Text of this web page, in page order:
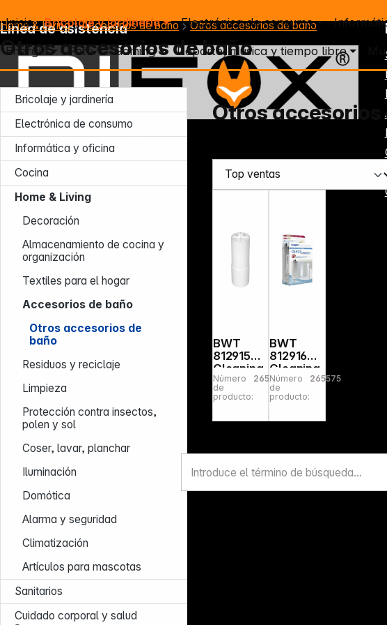
Inicio Bricolaje y jardinería Electrónica de consumo
Energía Foto Gaming Deporte, música y tiempo libre
Home & Living Accesorios de baño Otros accesorios de baño
Otros accesorios de baño
Bricolaje y jardinería
Electrónica de consumo
Informática y oficina
Cocina
Home & Living
Decoración
Almacenamiento de cocina y
organización
Textiles para el hogar
Accesorios de baño
Otros accesorios de
baño
Residuos y reciclaje
Limpieza
Protección contra insectos,
polen y sol
Coser, lavar, planchar
Iluminación
Domótica
Alarma y seguridad
Climatización
Artículos para mascotas
Sanitarios
Cuidado corporal y salud
Otros accesorios
BWT
812915
Cleaning
Edition
cartucho
s de filtro
3 uds
Número
de
producto:
265582
BWT
812916
Cleaning
Edition
Anti-Calc
Filter
system
Número
de
producto:
265575
Línea de asistencia
Lun – Jue: 7:30 – 16:30 (CET)
Vie: 7:30 – 13:30 (CET)
Tel.: +49 931 9708 - 466
E-mail: info@difox.com